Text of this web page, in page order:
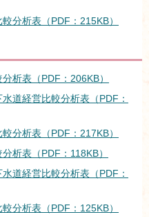
分析表（PDF：215KB）
析表（PDF：206KB）
道経営比較分析表（PDF：
分析表（PDF：217KB）
析表（PDF：118KB）
道経営比較分析表（PDF：
分析表（PDF：125KB）